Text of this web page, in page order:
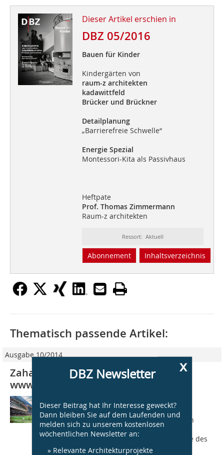
Dieser Artikel erschien in
DBZ 05/2016
Bauen für Kinder
Kindergärten von
raum-z architekten
kadawittfeld
Brücker und Brückner
Detailplanung
„Barrierefreie Schwelle“
Energie Spezial
Montessori-Kita als Passivhaus
Heftpate
Prof. Thomas Zimmermann
Raum-z architekten
Ressort: Aktuell
Abonnement Inhaltsverzeichnis
x
DBZ Newsletter
Dieser Beitrag hat Ihr Interesse geweckt?
Dann bleiben Sie auf dem Laufenden und
melden sich zu unserem kostenlosen
wöchentlichen Newsletter an:
» Relevante Architekturprojekte
Thematisch passende Artikel:
Ausgabe 10/2014
Zaha Hadid verklagt Kritiker
www.nybooks.com
Im Emirat Katar soll, so jedenfalls die
Entscheidung der FIFA, 2022 die
Fußballweltmeisterschaft ausgetragen
werden. Die Funktionäre trafen ihre
Entscheidung auch auf der Grundlage des
Masterplans...